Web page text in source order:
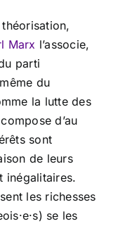
Marx l’associe,
parti
du
la lutte des
d’au
sont
de leurs
inégalitaires.
les richesses
se les